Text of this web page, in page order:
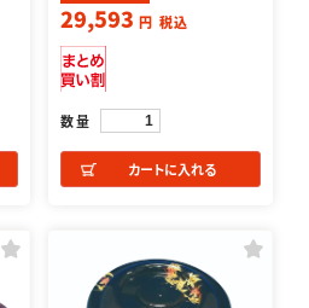
29,593 円 税込
数量
カートに入れる